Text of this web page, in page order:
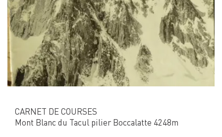
CARNET DE COURSES
Mont Blanc du Tacul pilier Boccalatte 4248m